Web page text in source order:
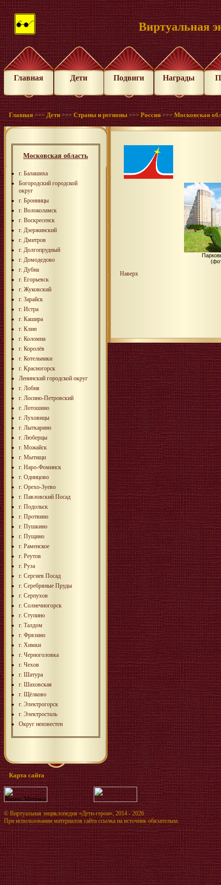
Виртуальная
Главная Дети Подвиги Награды
Главная >>>Дети >>>Страны и регионы >>>Россия >>>Московская
Московская область
г. Балашиха
Богородский городской
округ
г. Бронницы
г. Волоколамск
г. Воскресенск
г. Дзержинский
г. Дмитров
г. Долгопрудный
г. Домодедово
г. Дубна
г. Егорьевск
г. Жуковский
г. Зарайск
г. Истра
г. Кашира
г. Клин
г. Коломна
г. Королёв
г. Котельники
г. Красногорск
Ленинский городской округ
г. Лобня
г. Лосино-Петровский
г. Лотошино
г. Луховицы
г. Лыткарино
г. Люберцы
г. Можайск
г. Мытищи
г. Наро-Фоминск
г. Одинцово
г. Орехо-Зуево
г. Павловский Посад
г. Подольск
г. Протвино
г. Пушкино
г. Пущино
г. Раменское
г. Реутов
г. Руза
г. Сергиев Посад
г. Серебряные Пруды
г. Серпухов
г. Солнечногорск
г. Ступино
г. Талдом
г. Фрязино
г. Химки
г. Черноголовка
г. Чехов
г. Шатура
г. Шаховская
г. Щёлково
г. Электрогорск
г. Электросталь
Округ неизвестен
Наверх
Карта сайта
©Виртуальная энциклопедия «Дети-герои», 2014 - 2026
При использовании материалов сайта ссылка на источник обязательна.